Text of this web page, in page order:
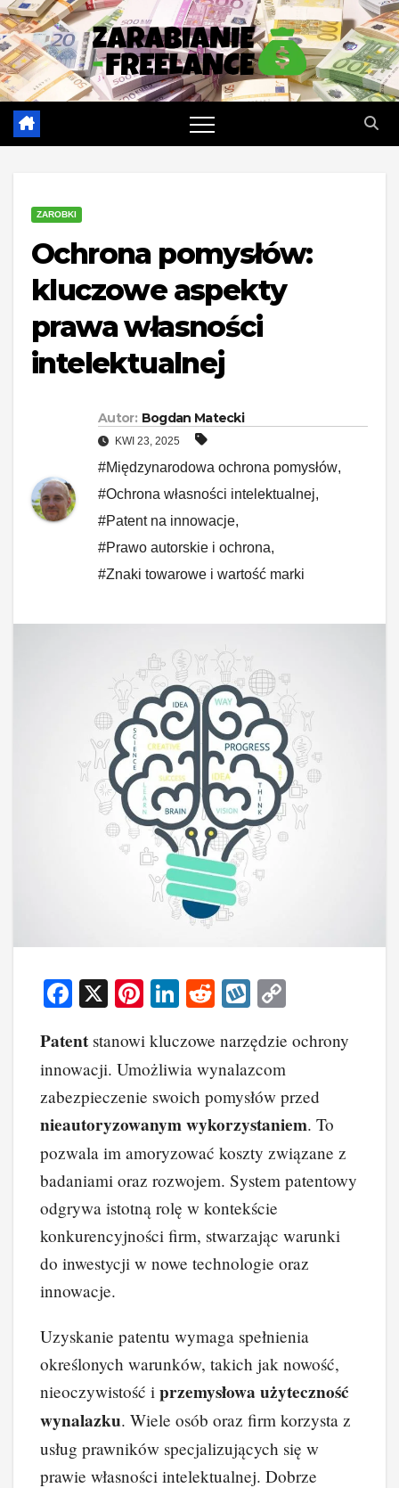
Skip
to
content
ZAROBKI
Ochrona pomysłów:
kluczowe aspekty
prawa własności
intelektualnej
Autor: Bogdan Matecki
KWI 23, 2025
#Międzynarodowa ochrona pomysłów,
#Ochrona własności intelektualnej,
#Patent na innowacje,
#Prawo autorskie i ochrona,
#Znaki towarowe i wartość marki
F
c
e
b
o
o
k
X
Pi
er
e
st
Li
k
e
dI
n
R
d
di
t
W
o
p
p
Li
n
k
Patent stanowi kluczowe narzędzie ochrony
innowacji. Umożliwia wynalazcom
zabezpieczenie swoich pomysłów przed
nieautoryzowanym wykorzystaniem. To
pozwala im amoryzować koszty związane z
badaniami oraz rozwojem. System patentowy
odgrywa istotną rolę w kontekście
konkurencyjności firm, stwarzając warunki
do inwestycji w nowe technologie oraz
innowacje.
Uzyskanie patentu wymaga spełnienia
określonych warunków, takich jak nowość,
nieoczywistość i przemysłowa użyteczność
wynalazku. Wiele osób oraz firm korzysta z
usług prawników specjalizujących się w
prawie własności intelektualnej. Dobrze